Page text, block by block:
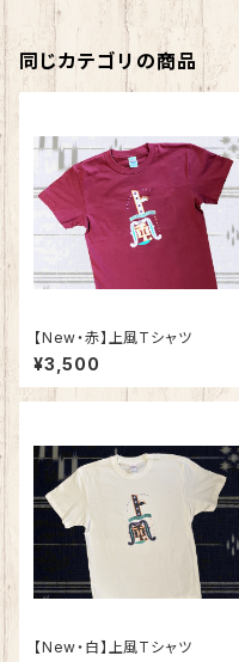
同じカテゴリの商品
【New・赤】上風Tシャツ
¥3,500
​【New・白】上風Tシャツ